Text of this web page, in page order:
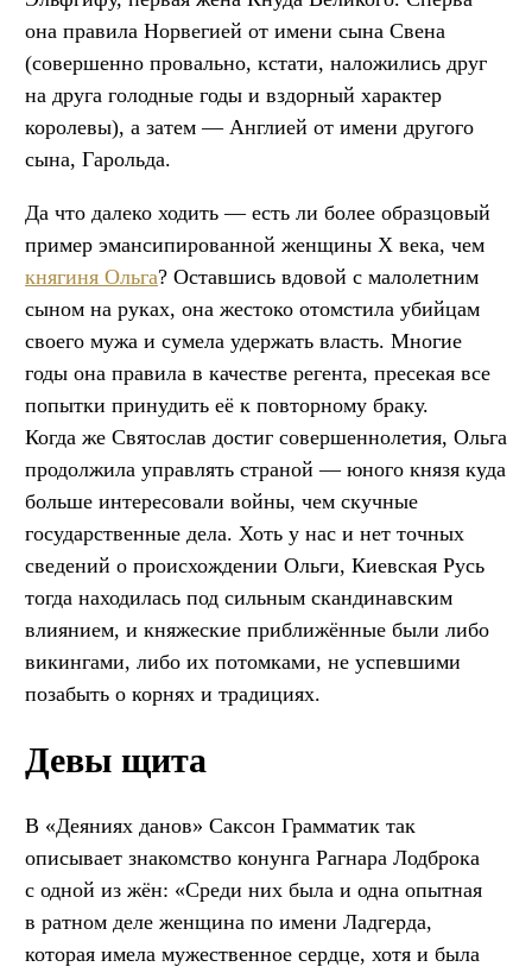
она правила Норвегией от имени сына Свена
(совершенно провально, кстати, наложились друг
на друга голодные годы и вздорный характер
королевы), а затем — Англией от имени другого
сына, Гарольда.
Да что далеко ходить — есть ли более образцовый
пример эмансипированной женщины X века, чем
княгиня Ольга? Оставшись вдовой с малолетним
сыном на руках, она жестоко отомстила убийцам
своего мужа и сумела удержать власть. Многие
годы она правила в качестве регента, пресекая все
попытки принудить её к повторному браку.
Когда же Святослав достиг совершеннолетия, Ольга
продолжила управлять страной — юного князя куда
больше интересовали войны, чем скучные
государственные дела. Хоть у нас и нет точных
сведений о происхождении Ольги, Киевская Русь
тогда находилась под сильным скандинавским
влиянием, и княжеские приближённые были либо
викингами, либо их потомками, не успевшими
позабыть о корнях и традициях.
Девы щита
В «Деяниях данов» Саксон Грамматик так
описывает знакомство конунга Рагнара Лодброка
с одной из жён: «Среди них была и одна опытная
в ратном деле женщина по имени Ладгерда,
которая имела мужественное сердце, хотя и была